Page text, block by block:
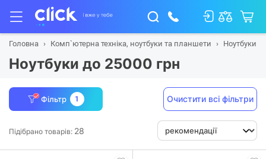
Головна Комп`ютерна техніка, ноутбуки та планшети Ноутбуки
Ноутбуки до 25000 грн
Фільтр 1 Очистити всі фільтри
Підібрано товарів: 28